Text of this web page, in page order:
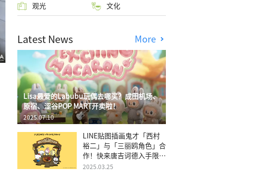
观光 文化
Latest News More
Lisa最爱的Labubu玩偶去哪买？成田机场、
原宿、涩谷POP MART开卖啦！
2025.07.10
LINE贴图插画鬼才「西村
裕二」与「三丽鸥角色」合
作！快来唐吉诃德入手限量
商品
2025.03.25